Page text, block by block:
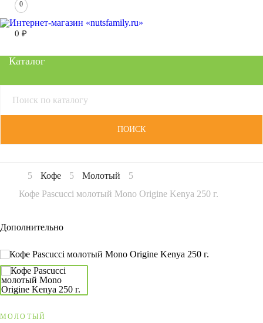
0
0 ₽
Каталог
ПОИСК
Кофе
Молотый
Кофе Pascucci молотый Mono Origine Kenya 250 г.
Дополнительно
МОЛОТЫЙ